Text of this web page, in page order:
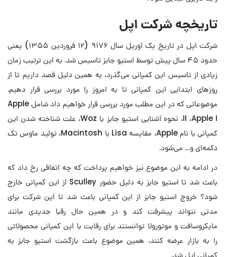
تاریخچه شرکت اپل
شرکت اپل در تاریخ یک آوریل سال ۹۱۷۶ (۱۲ فروردین ۱۳۵۵) یعنی
حدود ۴۵ سال پیش توسط استیو جابز تاسیس شد. به این ترتیب زمان
زیادی از تاسیس این کمپانی می‌گذرد، به همین دلیل قصد داریم تا از
روزهای ابتدایی این کمپانی تا به امروز را مورد بررسی قرار دهیم.
موضوعاتی که در این مطلب مورد بررسی قرار خواهیم داد شامل Apple
II ،Apple I، نحوه آشنایی استیو جابز با Woz، علت شناخته شدن این
کمپانی با نام Apple، مقایسه Lisa با Macintosh، تولید ماوس تک
دکمه‌ای و… می‌شود.
در ادامه به این موضوع نیز خواهیم پرداخت که چه اتفاقی رخ داد که
باعث شد تا استیو جابز به دلیل حضور Sculley از این کمپانی خارج
شود؟ خروج استیو جابز از این کمپانی باعث شد تا این شرکت برای
مدتی نتواند پیشرفت کند و در همین حال رقبا جدیدی مانند
مایکروسافت و موتورولا توانستند برای رقابت با این کمپانی محصولاتی
را به بازار عرضه کنند، همین موضوع باعث بازگشت استیو جابز به
کمپانی اپل شد.